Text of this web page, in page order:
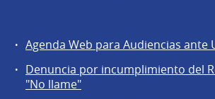
Servicios
Agenda Web para Audiencias ante
Denuncia por incumplimiento del
"No llame"